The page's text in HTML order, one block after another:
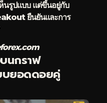
นรูปแบบ แต่ขึ้นอยู่กับ
ยืนยันและการ
นกราฟ
บยอดดอยคู่